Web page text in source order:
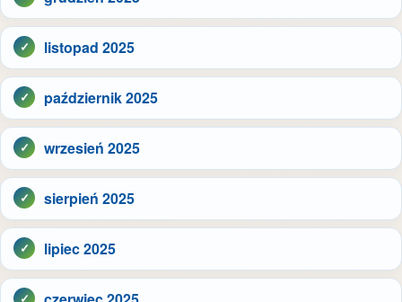
listopad 2025
październik 2025
wrzesień 2025
sierpień 2025
lipiec 2025